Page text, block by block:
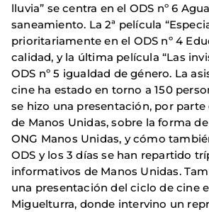
lluvia” se centra en el ODS nº 6
saneamiento. La 2ª película
prioritariamente en el ODS nº 4
calidad, y la última película “Las
ODS nº 5 igualdad de género. La
cine ha estado en torno a 150
se hizo una presentación, por
de Manos Unidas, sobre la forma
ONG Manos Unidas, y cómo
ODS y los 3 días se han repartido
informativos de Manos Unidas.
una presentación del ciclo de cine
Miguelturra, donde intervino un